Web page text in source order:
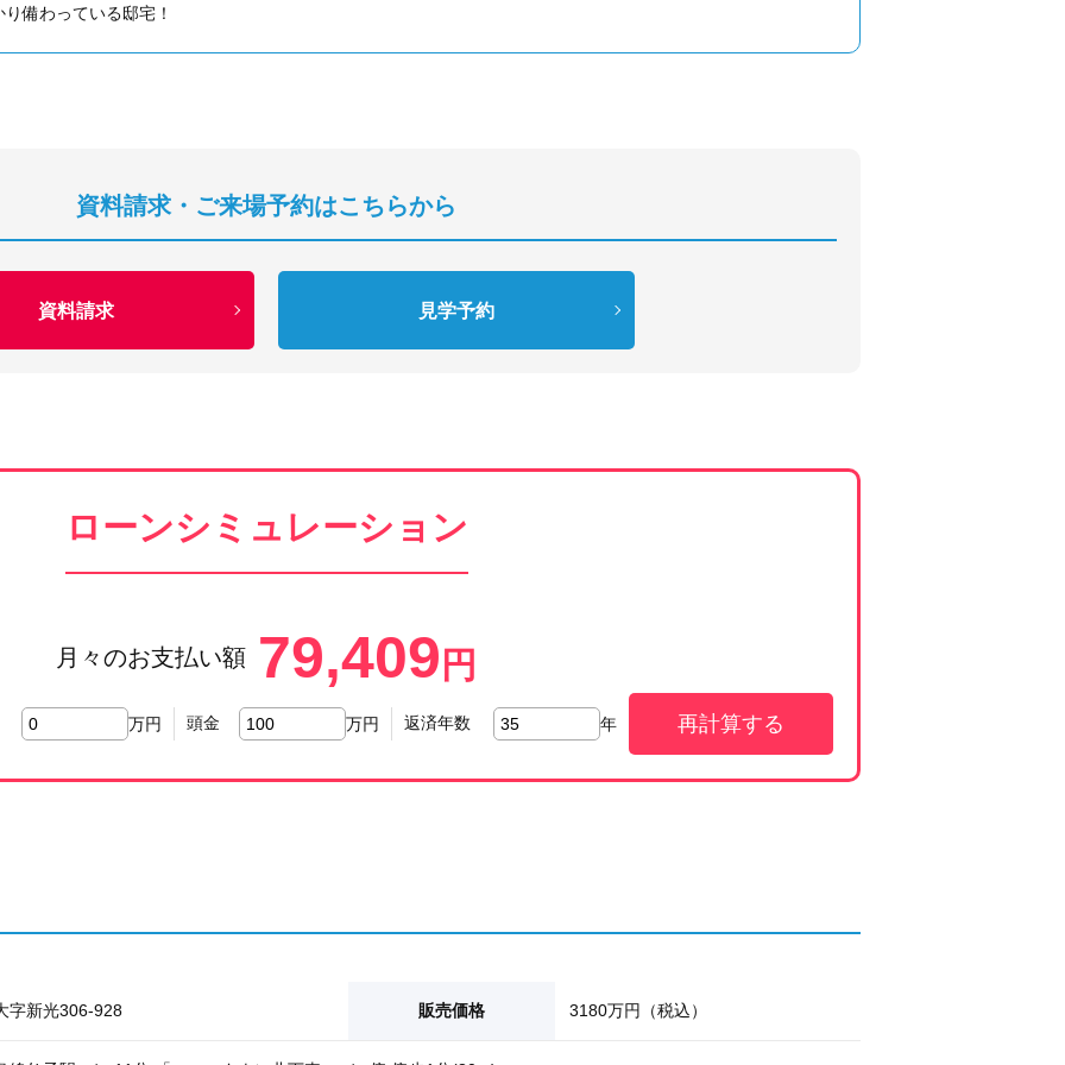
備わっている邸宅！
資料請求・ご来場予約はこちらから
資料請求 見学予約
ローンシミュレーション
月々のお支払い額 79,409 円
万円 頭金 万円 返済年数 年 再計算する
字新光306-928 販売価格 3180万円 （税込）